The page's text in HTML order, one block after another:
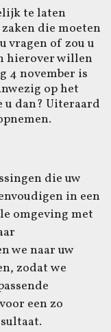
te laten
die moeten
vragen of zou u
hierover willen
4 november is
op het
u dan? Uiteraard
die uw
in een
omgeving met
we naar uw
zodat we
een zo